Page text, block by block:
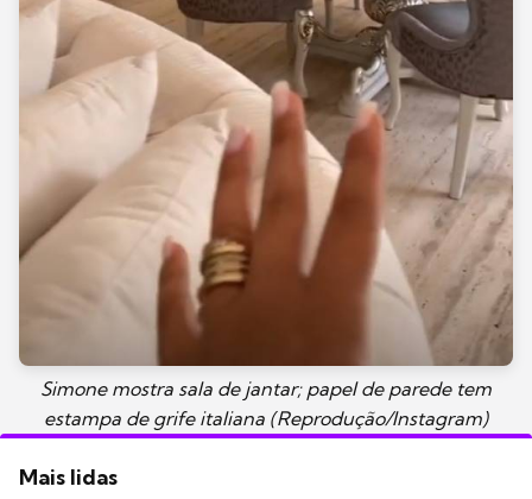
Simone mostra sala de jantar; papel de parede tem
estampa de grife italiana (Reprodução/Instagram)
Mais lidas